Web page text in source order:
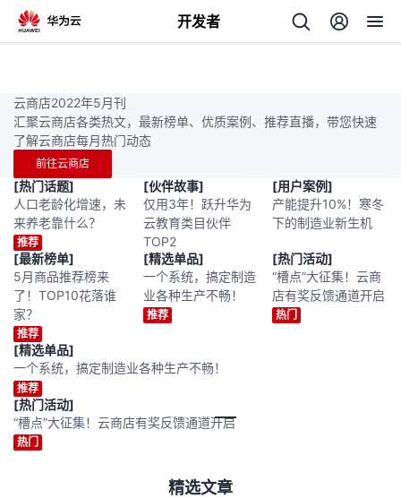
开发者
个
人
主
页
我
的
开
发
者
云商店2022年5月刊
汇聚云商店各类热文，最新榜单、优质案例、推荐直播，带您快速
了解云商店每月热门动态
前往云商店
[热门话题]
人口老龄化增速，未
来养老靠什么？
推荐
[伙伴故事]
仅用3年！跃升华为
云教育类目伙伴
TOP2
[用户案例]
产能提升10%！寒冬
下的制造业新生机
[最新榜单]
5月商品推荐榜来
了！TOP10花落谁
家？
推荐
[精选单品]
一个系统，搞定制造
业各种生产不畅！
推荐
[热门活动]
“槽点”大征集！云商
店有奖反馈通道开启
热门
[精选单品]
一个系统，搞定制造业各种生产不畅！
推荐
[热门活动]
“槽点”大征集！云商店有奖反馈通道开启
热门
精选文章